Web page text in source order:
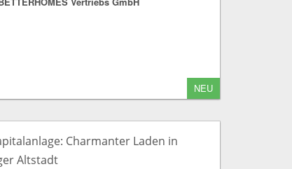
NEU
Charmanter Laden in
Altstadt